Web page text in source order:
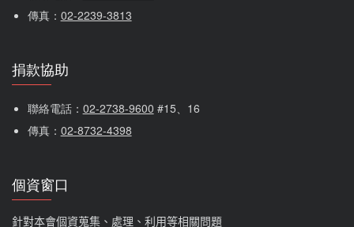
傳真： 02-2239-3813
捐款協助
聯絡電話： 02-2738-9600 #15、16
傳真： 02-8732-4398
個資窗口
針對本會個資蒐集、處理、利用等相關問題